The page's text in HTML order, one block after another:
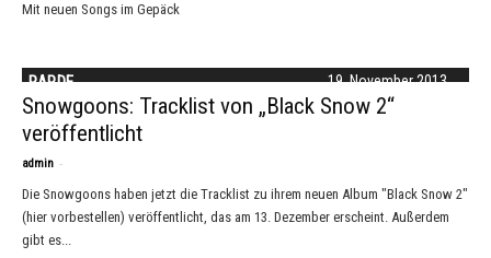
Mit neuen Songs im Gepäck
19. November 2013
RAP.DE
Snowgoons: Tracklist von „Black Snow 2“
veröffentlicht
admin -
Die Snowgoons haben jetzt die Tracklist zu ihrem neuen Album "Black Snow 2"
(hier vorbestellen) veröffentlicht, das am 13. Dezember erscheint. Außerdem
gibt es...